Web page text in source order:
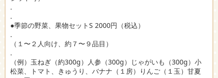
.
.
●季節の野菜、果物セットS 2000円（税込）
.
（１〜２人向け、約７〜９品目）
.
（例）玉ねぎ（約300g）人参（300g）じゃがいも（300g）小
松菜、トマト、きゅうり、バナナ（１房）りんご（１玉）甘夏